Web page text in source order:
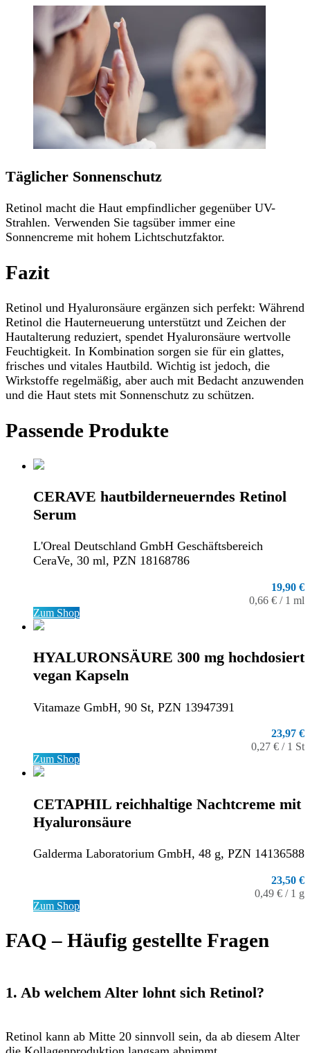
Täglicher Sonnenschutz
Retinol macht die Haut empfindlicher gegenüber UV-
Strahlen. Verwenden Sie tagsüber immer eine
Sonnencreme mit hohem Lichtschutzfaktor.
Fazit
Retinol und Hyaluronsäure ergänzen sich perfekt: Während
Retinol die Hauterneuerung unterstützt und Zeichen der
Hautalterung reduziert, spendet Hyaluronsäure wertvolle
Feuchtigkeit. In Kombination sorgen sie für ein glattes,
frisches und vitales Hautbild. Wichtig ist jedoch, die
Wirkstoffe regelmäßig, aber auch mit Bedacht anzuwenden
und die Haut stets mit Sonnenschutz zu schützen.
Passende Produkte
CERAVE hautbilderneuerndes Retinol
Serum
L'Oreal Deutschland GmbH Geschäftsbereich
CeraVe, 30 ml, PZN 18168786
19,90 €
0,66 € / 1 ml
Zum Shop
HYALURONSÄURE 300 mg hochdosiert
vegan Kapseln
Vitamaze GmbH, 90 St, PZN 13947391
23,97 €
0,27 € / 1 St
Zum Shop
CETAPHIL reichhaltige Nachtcreme mit
Hyaluronsäure
Galderma Laboratorium GmbH, 48 g, PZN 14136588
23,50 €
0,49 € / 1 g
Zum Shop
FAQ – Häufig gestellte Fragen
1. Ab welchem Alter lohnt sich Retinol?
Retinol kann ab Mitte 20 sinnvoll sein, da ab diesem Alter